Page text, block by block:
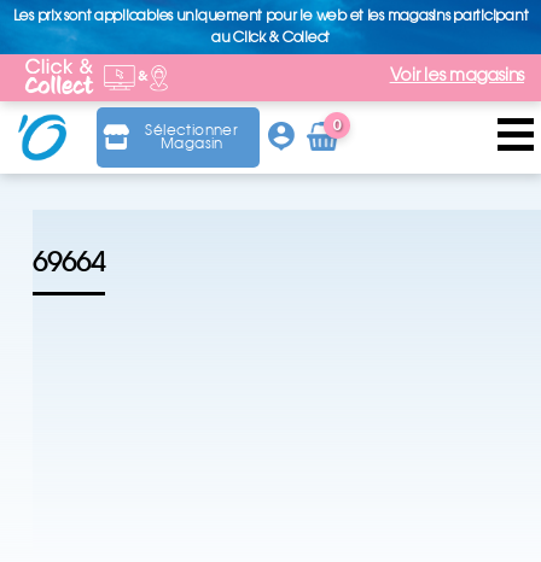
Les prix sont applicables uniquement pour le web et les magasins participant
au Click & Collect
Voir les magasins
Sélectionner
Magasin
0
Arti
cle
69664